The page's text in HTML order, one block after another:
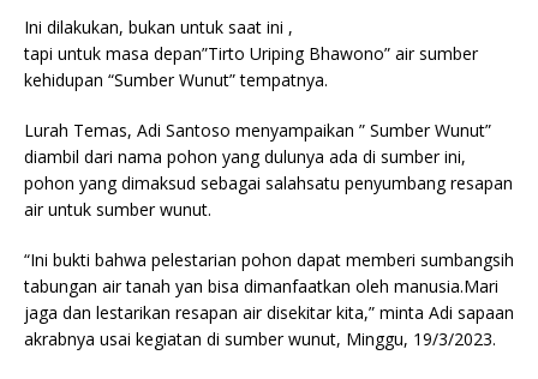
Ini dilakukan, bukan untuk saat ini ,
tapi untuk masa depan”Tirto Uriping Bhawono” air sumber
kehidupan “Sumber Wunut” tempatnya.
Lurah Temas, Adi Santoso menyampaikan ” Sumber Wunut”
diambil dari nama pohon yang dulunya ada di sumber ini,
pohon yang dimaksud sebagai salahsatu penyumbang resapan
air untuk sumber wunut.
“Ini bukti bahwa pelestarian pohon dapat memberi sumbangsih
tabungan air tanah yan bisa dimanfaatkan oleh manusia.Mari
jaga dan lestarikan resapan air disekitar kita,” minta Adi sapaan
akrabnya usai kegiatan di sumber wunut, Minggu, 19/3/2023.